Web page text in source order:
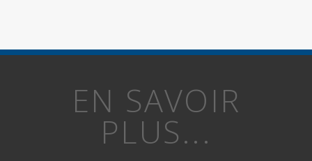
EN SAVOIR
PLUS...